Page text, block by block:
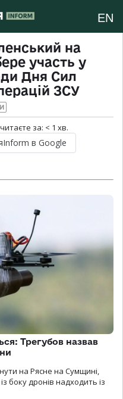
EN
на
участь у
Дня Сил
ЗСУ
за: < 1 хв.
в Google
Трегубов назвав
на Рясне на Сумщині,
боку дронів надходить із